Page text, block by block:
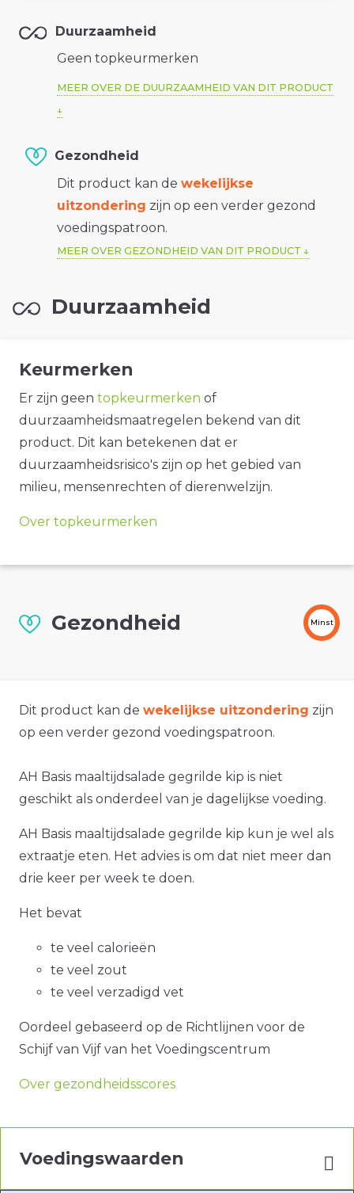
Duurzaamheid
Geen topkeurmerken
MEER OVER DE DUURZAAMHEID VAN DIT PRODUCT
Gezondheid
Dit product kan de wekelijkse
uitzondering zijn op een verder gezond
voedingspatroon.
MEER OVER GEZONDHEID VAN DIT PRODUCT
Duurzaamheid
Keurmerken
Er zijn geen topkeurmerken of
duurzaamheidsmaatregelen bekend van dit
product. Dit kan betekenen dat er
duurzaamheidsrisico's zijn op het gebied van
milieu, mensenrechten of dierenwelzijn.
Over topkeurmerken
Gezondheid Minst
Dit product kan de wekelijkse uitzondering zijn
op een verder gezond voedingspatroon.
AH Basis maaltijdsalade gegrilde kip is niet
geschikt als onderdeel van je dagelijkse voeding.
AH Basis maaltijdsalade gegrilde kip kun je wel als
extraatje eten. Het advies is om dat niet meer dan
drie keer per week te doen.
Het bevat
te veel calorieën
te veel zout
te veel verzadigd vet
Oordeel gebaseerd op de Richtlijnen voor de
Schijf van Vijf van het Voedingscentrum
Over gezondheidsscores
Voedingswaarden